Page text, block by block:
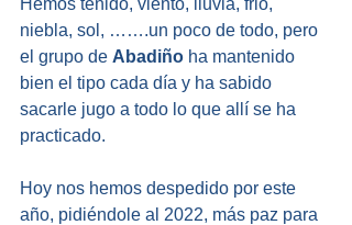
Hemos tenido, viento, lluvia, frio,
niebla, sol, …….un poco de todo, pero
el grupo de Abadiño ha mantenido
bien el tipo cada día y ha sabido
sacarle jugo a todo lo que allí se ha
practicado.
Hoy nos hemos despedido por este
año, pidiéndole al 2022, más paz para